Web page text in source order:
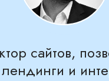
сайтов,
и